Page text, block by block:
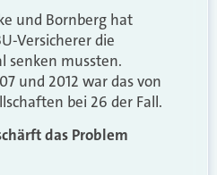
und Bornberg hat
Versicherer die
senken mussten.
und 2012 war das von
bei 26 der Fall.
das Problem